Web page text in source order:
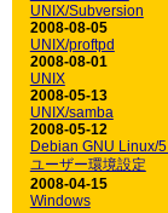
UNIX/Subversion
2008-08-05
UNIX/proftpd
2008-08-01
UNIX
2008-05-13
UNIX/samba
2008-05-12
Debian GNU Linux/
ユーザー環境設定
2008-04-15
Windows